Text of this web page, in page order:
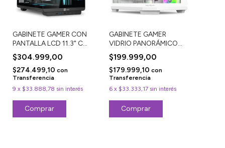
GABINETE GAMER CON
PANTALLA LCD 11.3" CM-
B600L
$304.999,00
$274.499,10 con
Transferencia
9 x $33.888,78 sin interés
GABINETE GAMER
VIDRIO PANORÁMICO
CON DISPLAY CM-
W950S
$199.999,00
$179.999,10con
Transferencia
6 x $33.333,17 sin interés